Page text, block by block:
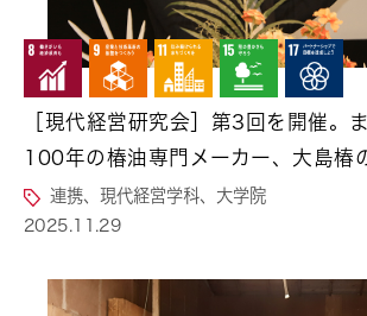
［現代経営研究会］第3回を開催。
100年の椿油専門メーカー、大島椿
連携、現代経営学科、大学院
2025.11.29